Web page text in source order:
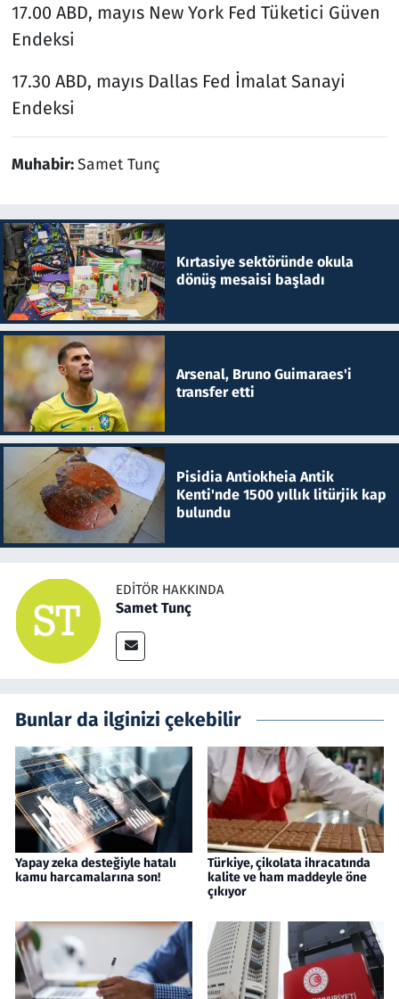
17.00 ABD, mayıs New York Fed Tüketici Güven
Endeksi
17.30 ABD, mayıs Dallas Fed İmalat Sanayi
Endeksi
Muhabir:Samet Tunç
Kırtasiye sektöründe okula
dönüş mesaisi başladı
Arsenal, Bruno Guimaraes'i
transfer etti
Pisidia Antiokheia Antik
Kenti'nde 1500 yıllık litürjik kap
bulundu
EDITÖR HAKKINDA
Samet Tunç
Bunlar da ilginizi çekebilir
Yapay zeka desteğiyle hatalı
kamu harcamalarına son!
Türkiye, çikolata ihracatında
kalite ve ham maddeyle öne
çıkıyor